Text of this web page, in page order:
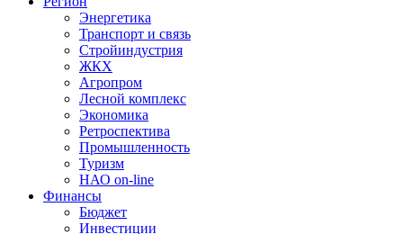
Энергетика
Транспорт и связь
Стройиндустрия
ЖКХ
Агропром
Лесной комплекс
Экономика
Ретроспектива
Промышленность
Туризм
НАО on-line
Финансы
Бюджет
Инвестиции